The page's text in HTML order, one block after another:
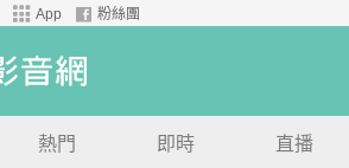
App 粉絲團
熱門 即時 直播